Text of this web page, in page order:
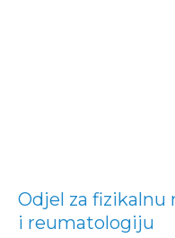
Odjel za
i reumatologiju